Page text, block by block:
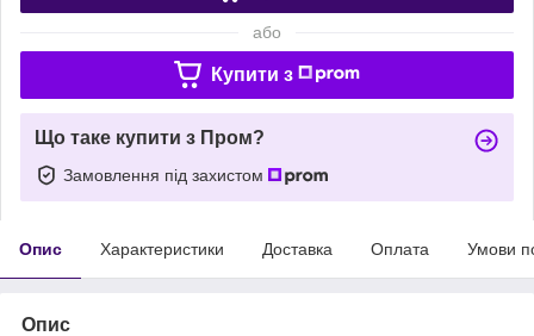
або
Купити з
Що таке купити з Пром?
Замовлення під захистом
Опис Характеристики Доставка Оплата Умови
Опис